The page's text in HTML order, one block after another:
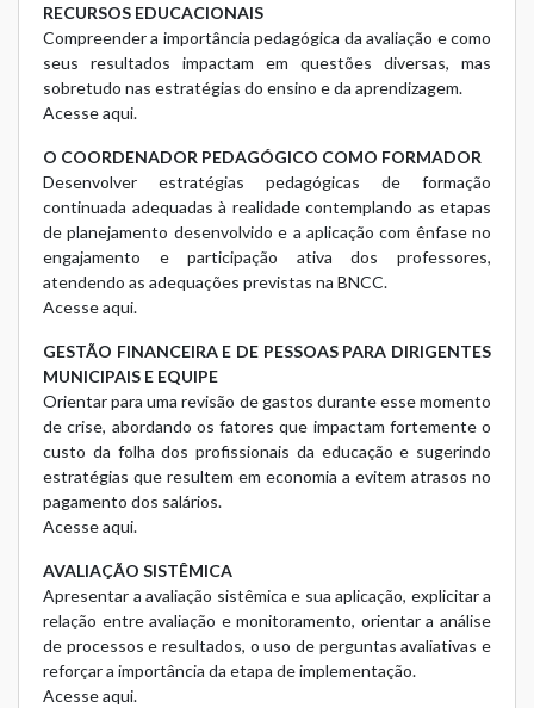
RECURSOS EDUCACIONAIS
Compreender a importância pedagógica da avaliação e como
seus resultados impactam em questões diversas, mas
sobretudo nas estratégias do ensino e da aprendizagem.
Acesse aqui.
O COORDENADOR PEDAGÓGICO COMO FORMADOR
Desenvolver estratégias pedagógicas de formação
continuada adequadas à realidade contemplando as etapas
de planejamento desenvolvido e a aplicação com ênfase no
engajamento e participação ativa dos professores,
atendendo as adequações previstas na BNCC.
Acesse aqui.
GESTÃO FINANCEIRA E DE PESSOAS PARA DIRIGENTES
MUNICIPAIS E EQUIPE
Orientar para uma revisão de gastos durante esse momento
de crise, abordando os fatores que impactam fortemente o
custo da folha dos profissionais da educação e sugerindo
estratégias que resultem em economia a evitem atrasos no
pagamento dos salários.
Acesse aqui.
AVALIAÇÃO SISTÊMICA
Apresentar a avaliação sistêmica e sua aplicação, explicitar a
relação entre avaliação e monitoramento, orientar a análise
de processos e resultados, o uso de perguntas avaliativas e
reforçar a importância da etapa de implementação.
Acesse aqui.